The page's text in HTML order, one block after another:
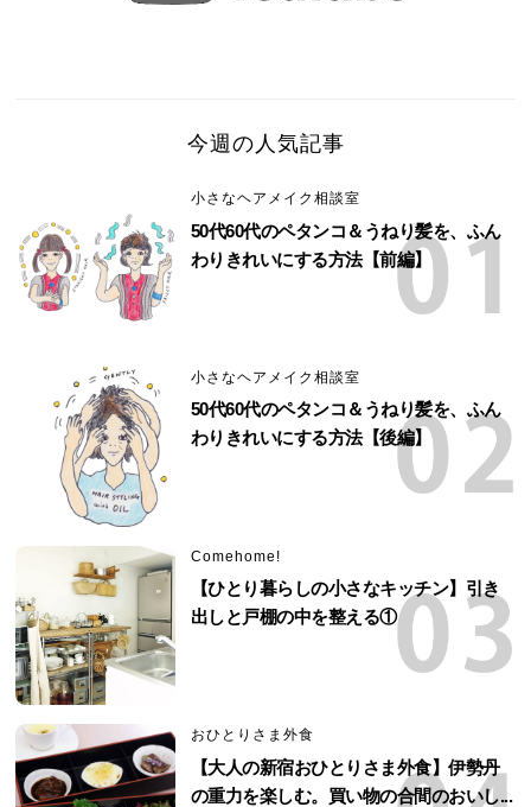
今週の人気記事
小さなヘアメイク相談室
50代60代のペタンコ＆うねり髪を、ふん
わりきれいにする方法【前編】
小さなヘアメイク相談室
50代60代のペタンコ＆うねり髪を、ふん
わりきれいにする方法【後編】
Comehome!
【ひとり暮らしの小さなキッチン】引き
出しと戸棚の中を整える①
おひとりさま外食
【大人の新宿おひとりさま外食】伊勢丹
の重力を楽しむ。買い物の合間のおいし...